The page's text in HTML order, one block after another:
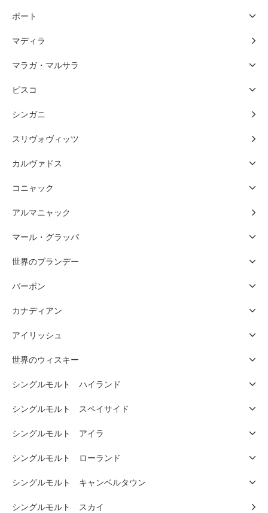
ポート
マディラ
マラガ・マルサラ
ピスコ
シンガニ
スリヴォヴィッツ
カルヴァドス
コニャック
アルマニャック
マール・グラッパ
世界のブランデー
バーボン
カナディアン
アイリッシュ
世界のウィスキー
シングルモルト ハイランド
シングルモルト スペイサイド
シングルモルト アイラ
シングルモルト ローランド
シングルモルト キャンベルタウン
シングルモルト スカイ